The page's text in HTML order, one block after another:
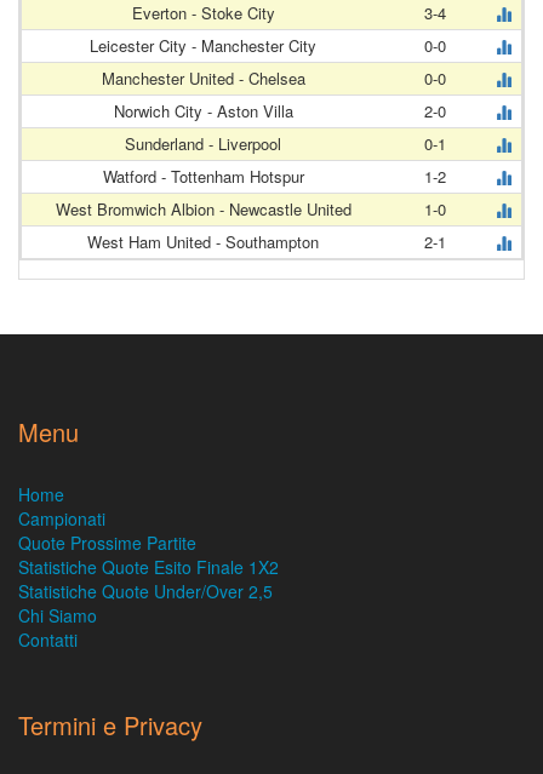
Everton - Stoke City
3-4
Leicester City - Manchester City
0-0
Manchester United - Chelsea
0-0
Norwich City - Aston Villa
2-0
Sunderland - Liverpool
0-1
Watford - Tottenham Hotspur
1-2
West Bromwich Albion - Newcastle United
1-0
West Ham United - Southampton
2-1
Menu
Home
Campionati
Quote Prossime Partite
Statistiche Quote Esito Finale 1X2
Statistiche Quote Under/Over 2,5
Chi Siamo
Contatti
Termini e Privacy